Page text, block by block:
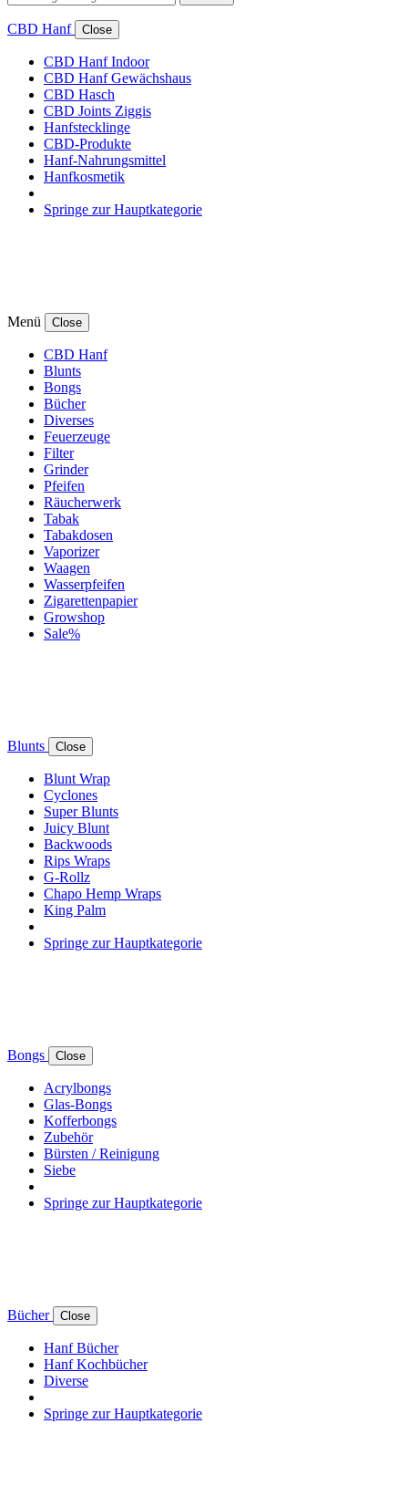
CBD Hanf Close
CBD Hanf Indoor
CBD Hanf Gewächshaus
CBD Hasch
CBD Joints Ziggis
Hanfstecklinge
CBD-Produkte
Hanf-Nahrungsmittel
Hanfkosmetik
Springe zur Hauptkategorie
Menü Close
CBD Hanf
Blunts
Bongs
Bücher
Diverses
Feuerzeuge
Filter
Grinder
Pfeifen
Räucherwerk
Tabak
Tabakdosen
Vaporizer
Waagen
Wasserpfeifen
Zigarettenpapier
Growshop
Sale%
Blunts Close
Blunt Wrap
Cyclones
Super Blunts
Juicy Blunt
Backwoods
Rips Wraps
G-Rollz
Chapo Hemp Wraps
King Palm
Springe zur Hauptkategorie
Bongs Close
Acrylbongs
Glas-Bongs
Kofferbongs
Zubehör
Bürsten / Reinigung
Siebe
Springe zur Hauptkategorie
Bücher Close
Hanf Bücher
Hanf Kochbücher
Diverse
Springe zur Hauptkategorie